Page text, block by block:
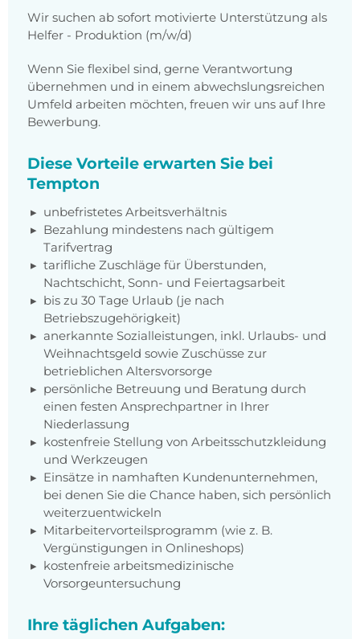
Wir suchen ab sofort motivierte Unterstützung als
Helfer - Produktion (m/w/d)
Wenn Sie flexibel sind, gerne Verantwortung
übernehmen und in einem abwechslungsreichen
Umfeld arbeiten möchten, freuen wir uns auf Ihre
Bewerbung.
Diese Vorteile erwarten Sie bei
Tempton
unbefristetes Arbeitsverhältnis
Bezahlung mindestens nach gültigem
Tarifvertrag
tarifliche Zuschläge für Überstunden,
Nachtschicht, Sonn- und Feiertagsarbeit
bis zu 30 Tage Urlaub (je nach
Betriebszugehörigkeit)
anerkannte Sozialleistungen, inkl. Urlaubs- und
Weihnachtsgeld sowie Zuschüsse zur
betrieblichen Altersvorsorge
persönliche Betreuung und Beratung durch
einen festen Ansprechpartner in Ihrer
Niederlassung
kostenfreie Stellung von Arbeitsschutzkleidung
und Werkzeugen
Einsätze in namhaften Kundenunternehmen,
bei denen Sie die Chance haben, sich persönlich
weiterzuentwickeln
Mitarbeitervorteilsprogramm (wie z. B.
Vergünstigungen in Onlineshops)
kostenfreie arbeitsmedizinische
Vorsorgeuntersuchung
Ihre täglichen Aufgaben: